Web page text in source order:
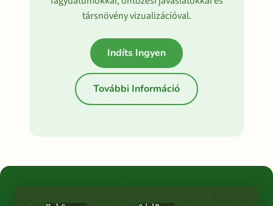
társnövény vizualizációval.
Indíts Ingyen
További Információ